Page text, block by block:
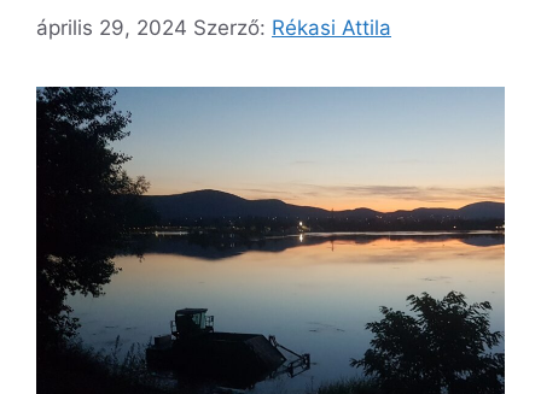
április 29, 2024 Szerző: Rékasi Attila